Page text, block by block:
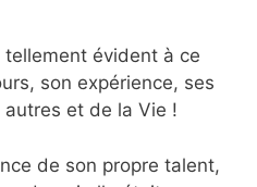
évident à ce
son expérience, ses
et de la Vie !
de son propre talent,